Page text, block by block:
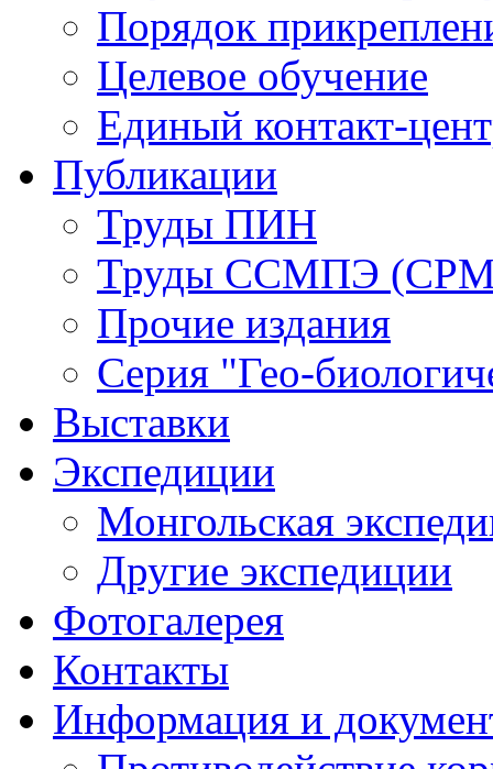
Порядок
Целевое обучение
Единый контакт-
Публикации
Труды ПИН
Труды ССМПЭ
Прочие издания
Серия "Гео-
Выставки
Экспедиции
Монгольская
Другие экспедиции
Фотогалерея
Контакты
Информация и